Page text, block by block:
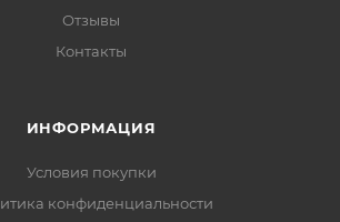
Отзывы
Контакты
ИНФОРМАЦИЯ
Условия покупки
конфиденциальности